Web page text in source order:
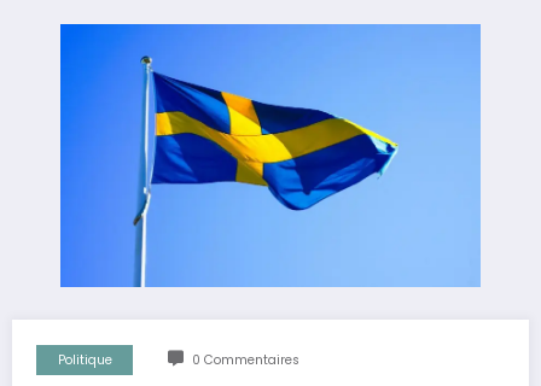
Politique 0 Commentaires